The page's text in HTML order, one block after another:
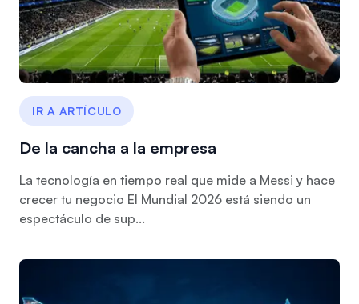
IR A ARTÍCULO
De la cancha a la empresa
La tecnología en tiempo real que mide a Messi y hace
crecer tu negocio El Mundial 2026 está siendo un
espectáculo de sup...